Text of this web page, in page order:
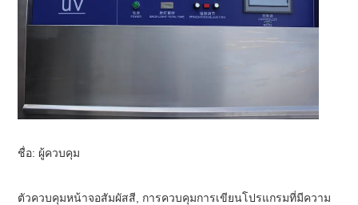
ชื่อ: ผู้ควบคุม
ตัวควบคุมหน้าจอสัมผัสสี, การควบคุมการเขียนโปรแกรมที่มีความ